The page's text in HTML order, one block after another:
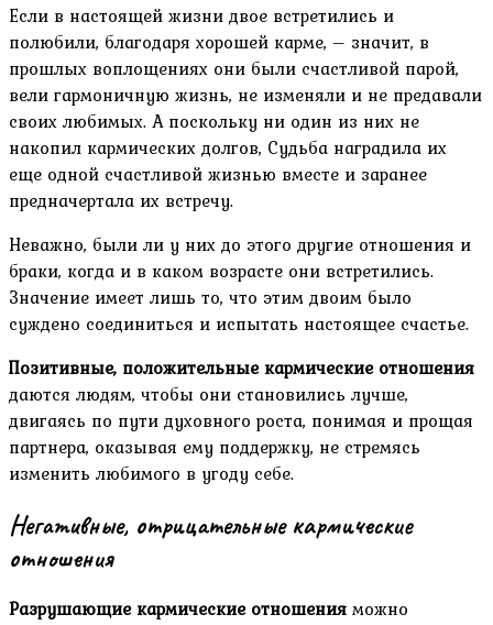
Если в настоящей жизни двое встретились и
полюбили, благодаря хорошей карме, – значит, в
прошлых воплощениях они были счастливой парой,
вели гармоничную жизнь, не изменяли и не предавали
своих любимых. А поскольку ни один из них не
накопил кармических долгов, Судьба наградила их
еще одной счастливой жизнью вместе и заранее
предначертала их встречу.
Неважно, были ли у них до этого другие отношения и
браки, когда и в каком возрасте они встретились.
Значение имеет лишь то, что этим двоим было
суждено соединиться и испытать настоящее счастье.
Позитивные, положительные кармические отношения
даются людям, чтобы они становились лучше,
двигаясь по пути духовного роста, понимая и прощая
партнера, оказывая ему поддержку, не стремясь
изменить любимого в угоду себе.
Негативные, отрицательные кармические
отношения
Разрушающие кармические отношения можно